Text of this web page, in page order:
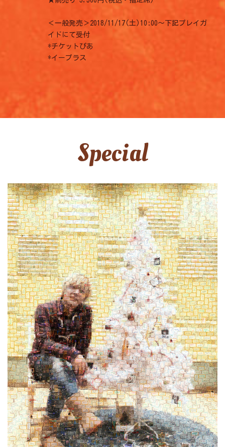
＜一般発売＞2018/11/17(土)10:00～下記プレイガ
イドにて受付
*チケットぴあ
*イープラス
Special